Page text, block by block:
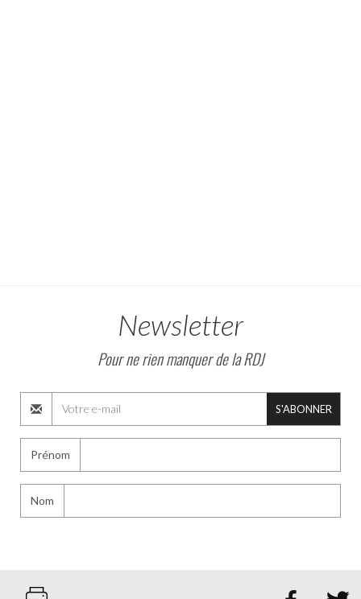
Newsletter
Pour ne rien manquer de la RDJ
S'ABONNER
Prénom
Nom